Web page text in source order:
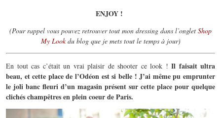
ENJOY !
(Pour rappel vous pouvez retrouver tout mon dressing dans l’onglet Shop
My Lookdu blog que je mets tout le temps à jour)
En tout cas c’était un vrai plaisir de shooter ce look ! Il faisait ultra
beau, et cette place de l’Odéon est si belle ! J’ai même pu emprunter
le joli banc fleuri d’un magasin présent sur cette place pour quelque
clichés champêtres en plein coeur de Paris.